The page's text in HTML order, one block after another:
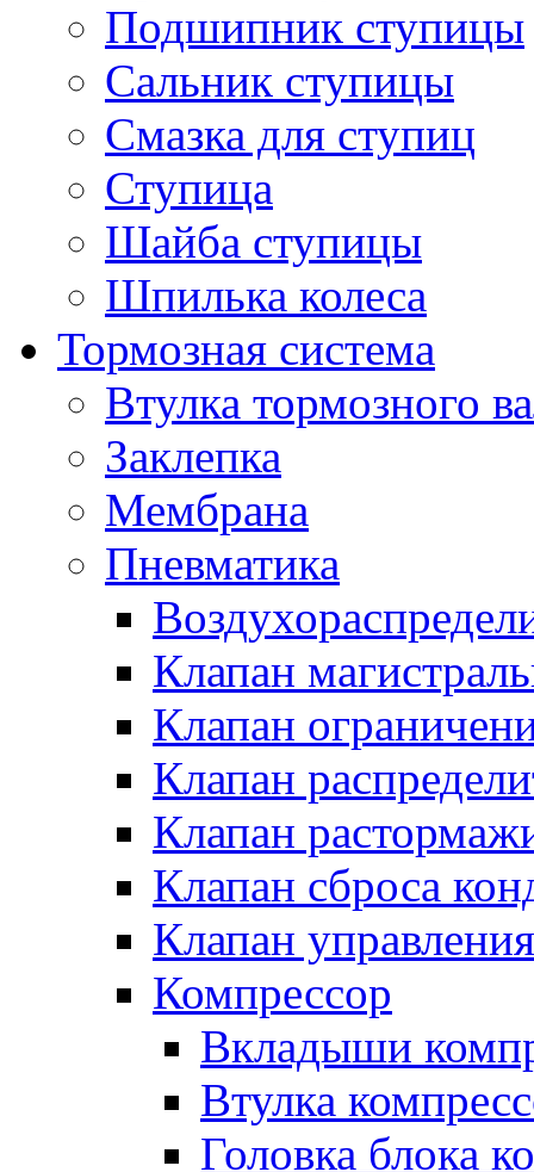
Подшипник ступицы
Сальник ступицы
Смазка для ступиц
Ступица
Шайба ступицы
Шпилька колеса
Тормозная система
Втулка тормозного
Заклепка
Мембрана
Пневматика
Клапан
Клапан
Клапан
Клапан
Клапан сброса
Клапан управления
Компрессор
Вкладыши
Втулка
Головка блока